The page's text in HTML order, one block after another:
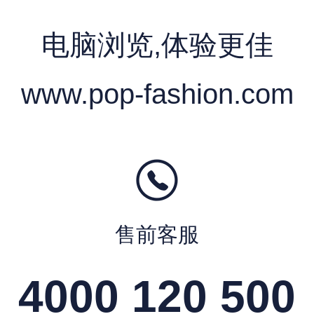
师品牌 2024春夏包包趋势
冬包包流行趋势预测
电脑浏览,体验更佳
www.pop-fashion.com
售前客服
4000 120 500